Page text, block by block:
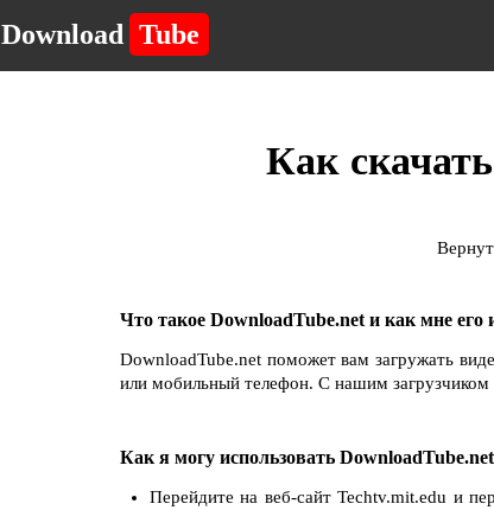
Download Tube
Как
Что такое DownloadTube.net и как мне его
DownloadTube.net поможет вам загружать
или мобильный телефон. С нашим загрузчиком
Как я могу использовать
Перейдите на веб-сайт Techtv.mit.edu и